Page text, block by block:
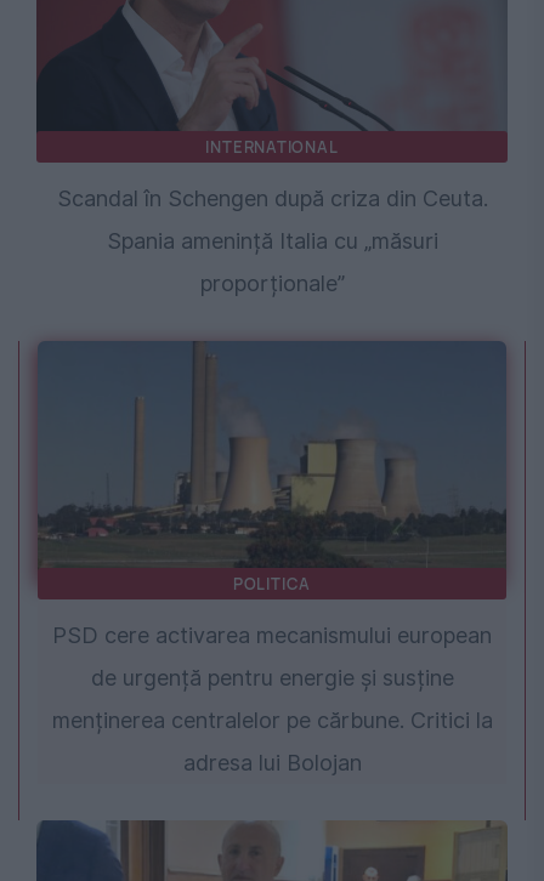
INTERNATIONAL
Scandal în Schengen după criza din Ceuta.
Spania amenință Italia cu „măsuri
proporționale”
POLITICA
PSD cere activarea mecanismului european
de urgență pentru energie și susține
menținerea centralelor pe cărbune. Critici la
adresa lui Bolojan